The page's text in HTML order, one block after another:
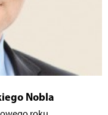
Nobla